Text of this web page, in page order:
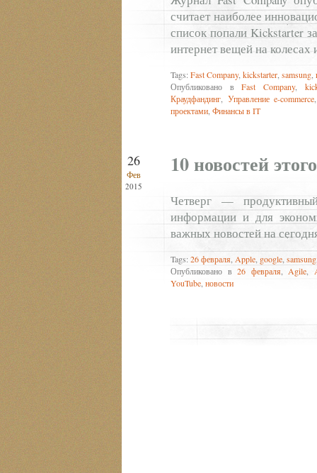
считает наиболее
список попали Kickstarter
интернет вещей на
Tags: Fast Company, kickstarter samsung
Опубликовано вFast Company,
Краудфандинг
Управление e-commerce
проектами Финансы в IT
26
Фев
2015
10 новостей
Четверг —
информации и для
важных новостей на
Tags:26 февраля,Apple, google,samsung
Опубликовано в26 февраля,Agile,
YouTube,новости